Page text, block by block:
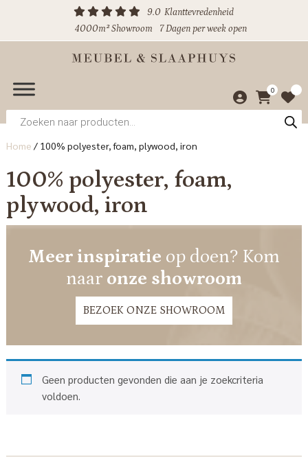
9.0 Klanttevredenheid
4000m² Showroom
7 Dagen per week open
0
Producten
zoeken
Home / 100% polyester, foam, plywood, iron
100% polyester, foam,
plywood, iron
Meer inspiratie op doen? Kom
naar onze showroom
BEZOEK ONZE SHOWROOM
Geen producten gevonden die aan je zoekcriteria
voldoen.